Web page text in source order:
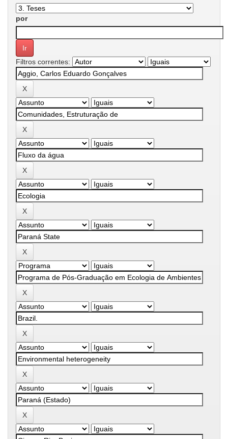
por
Filtros correntes: